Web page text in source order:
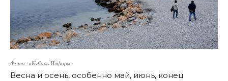
Фото: «Кубань Информ»
Весна и осень, особенно май, июнь, конец